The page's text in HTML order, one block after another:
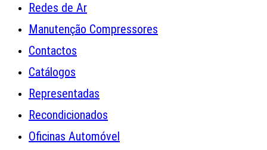
Redes de Ar
Manutenção Compressores
Contactos
Catálogos
Representadas
Recondicionados
Oficinas Automóvel